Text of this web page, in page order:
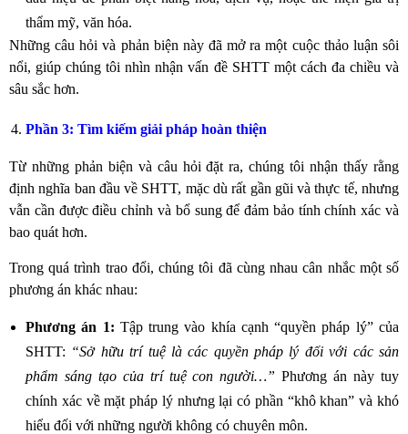
thẩm mỹ, văn hóa.
Những câu hỏi và phản biện này đã mở ra một cuộc thảo luận sôi
nổi, giúp chúng tôi nhìn nhận vấn đề SHTT một cách đa chiều và
sâu sắc hơn.
Phần 3: Tìm kiếm giải pháp hoàn thiện
Từ những phản biện và câu hỏi đặt ra, chúng tôi nhận thấy rằng
định nghĩa ban đầu về SHTT, mặc dù rất gần gũi và thực tế, nhưng
vẫn cần được điều chỉnh và bổ sung để đảm bảo tính chính xác và
bao quát hơn.
Trong quá trình trao đổi, chúng tôi đã cùng nhau cân nhắc một số
phương án khác nhau:
Phương án 1: Tập trung vào khía cạnh “quyền pháp lý” của
SHTT: “Sở hữu trí tuệ là các quyền pháp lý đối với các sản
phẩm sáng tạo của trí tuệ con người…” Phương án này tuy
chính xác về mặt pháp lý nhưng lại có phần “khô khan” và khó
hiểu đối với những người không có chuyên môn.